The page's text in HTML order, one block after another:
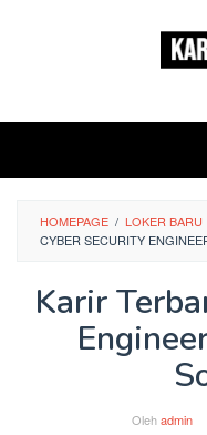
HOMEPAGE / LOKER BARU
CYBER SECURITY
Karir
Olehadmin